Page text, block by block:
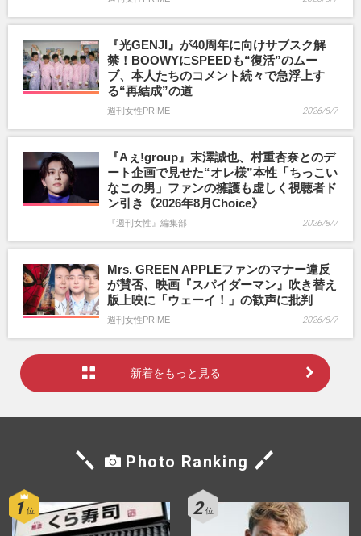
『光GENJI』が40周年に向けサブスク解
禁！BOOWYにSPEEDも“復活”のムー
ブ、本人たちのコメント続々で急浮上す
る“再結成”の道
週刊女性PRIME 2026/8/7
『Aぇ!group』末澤誠也、村重杏奈とのデ
ート企画で見せた“オレ様”本性「ちっこい
なこの男」ファンの擁護も虚しく視聴者ド
ン引き《2026年8月Choice》
『週刊女性』編集部 2026/8/7
Mrs. GREEN APPLEファンのマナー違反
が賛否、映画『スパイダーマン』吹き替え
版上映に「ウェーイ！」の歓声に批判
週刊女性PRIME 2026/8/7
新着をもっと見る
Photo Ranking